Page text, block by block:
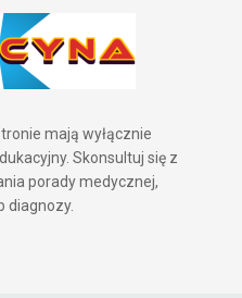
mają wyłącznie
Skonsultuj się z
porady medycznej,
diagnozy.